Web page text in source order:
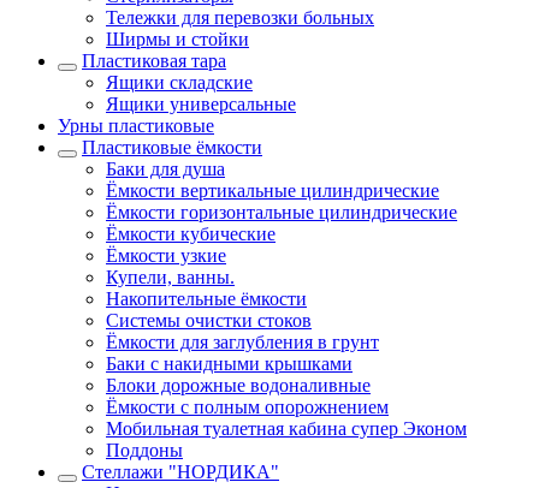
Тележки для перевозки больных
Ширмы и стойки
Пластиковая тара
Ящики складские
Ящики универсальные
Урны пластиковые
Пластиковые ёмкости
Баки для душа
Ёмкости вертикальные цилиндрические
Ёмкости горизонтальные цилиндрические
Ёмкости кубические
Ёмкости узкие
Купели, ванны.
Накопительные ёмкости
Системы очистки стоков
Ёмкости для заглубления в грунт
Баки с накидными крышками
Блоки дорожные водоналивные
Ёмкости с полным опорожнением
Мобильная туалетная кабина супер Эконом
Поддоны
Стеллажи "НОРДИКА"